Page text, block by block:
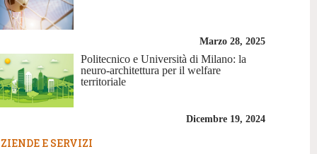
Marzo 28, 2025
Politecnico e Università di Milano: la
neuro-architettura per il welfare
territoriale
Dicembre 19, 2024
E SERVIZI